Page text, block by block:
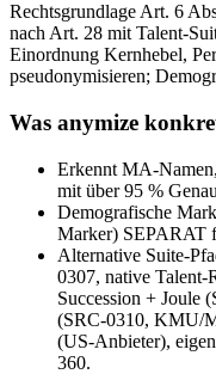
Rechtsgrundlage Art. 6
nach Art. 28 mit Talent-
Einordnung Kernhebel,
pseudonymisieren;
Was anymize
Erkennt MA-
mit über 95 %
Demografische
Marker) SEPARAT
Alternative Suite-
0307, native Talent-
Succession + Joule
(SRC-0310, KMU/
(US-Anbieter),
360.